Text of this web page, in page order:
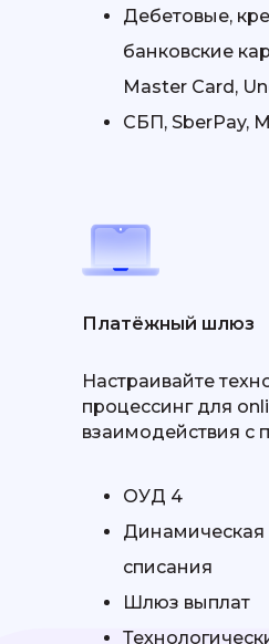
Настраивайте
процессинг для
взаимодействия с
Дебетовые,
банковские
Master Card,
СБП, SberPay,
ОУД 4
списания
Шлюз выплат
Платёжный шлюз